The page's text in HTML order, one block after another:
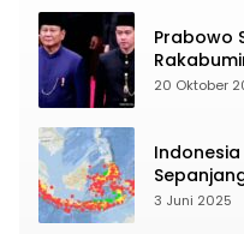
Prabowo
Presiden
20 Oktober
Indonesia
Yang
3 Juni 2025